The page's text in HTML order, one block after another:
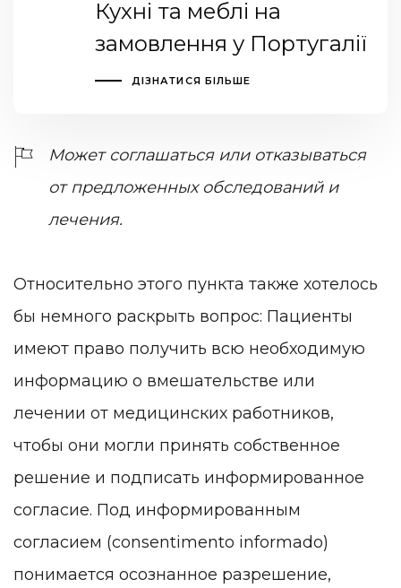
Кухні та меблі на
замовлення у Португалії
ДІЗНАТИСЯ БІЛЬШЕ
Может соглашаться или отказываться
от предложенных обследований и
лечения.
Относительно этого пункта также хотелось
бы немного раскрыть вопрос: Пациенты
имеют право получить всю необходимую
информацию о вмешательстве или
лечении от медицинских работников,
чтобы они могли принять собственное
решение и подписать информированное
согласие. Под информированным
согласием (consentimento informado)
понимается осознанное разрешение,